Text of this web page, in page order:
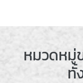
หมวดหมู่
ทั้